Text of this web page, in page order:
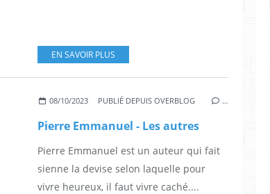
EN SAVOIR PLUS
08/10/2023 PUBLIÉ DEPUIS OVERBLOG …
Pierre Emmanuel - Les autres
Pierre Emmanuel est un auteur qui fait
sienne la devise selon laquelle pour
vivre heureux, il faut vivre caché....